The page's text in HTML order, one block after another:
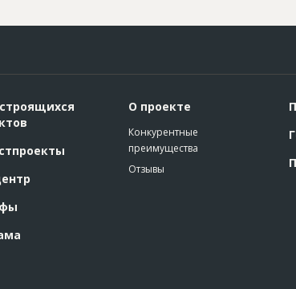
О проекте
Конкурентные
преимущества
Отзывы